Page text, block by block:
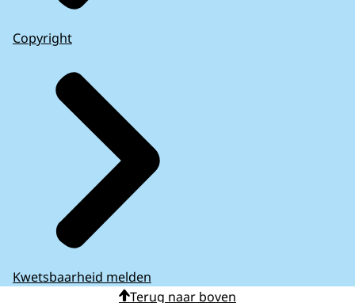
Copyright
Kwetsbaarheid melden
Terug naar boven